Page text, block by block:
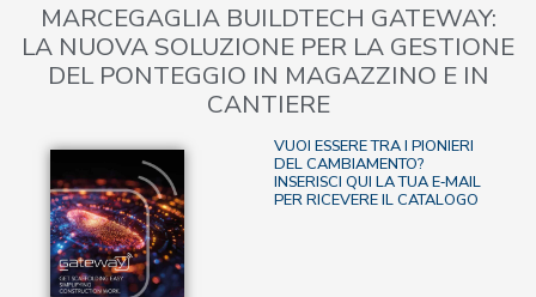
MARCEGAGLIA BUILDTECH GATEWAY:
LA NUOVA SOLUZIONE PER LA GESTIONE
DEL PONTEGGIO IN MAGAZZINO E IN
CANTIERE
VUOI ESSERE TRA I PIONIERI
DEL CAMBIAMENTO?
INSERISCI QUI LA TUA E‑MAIL
PER RICEVERE IL CATALOGO